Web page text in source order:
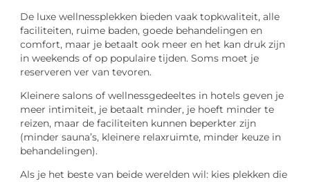
De luxe wellnessplekken bieden vaak topkwaliteit, alle
faciliteiten, ruime baden, goede behandelingen en
comfort, maar je betaalt ook meer en het kan druk zijn
in weekends of op populaire tijden. Soms moet je
reserveren ver van tevoren.
Kleinere salons of wellnessgedeeltes in hotels geven je
meer intimiteit, je betaalt minder, je hoeft minder te
reizen, maar de faciliteiten kunnen beperkter zijn
(minder sauna’s, kleinere relaxruimte, minder keuze in
behandelingen).
Als je het beste van beide werelden wil: kies plekken die